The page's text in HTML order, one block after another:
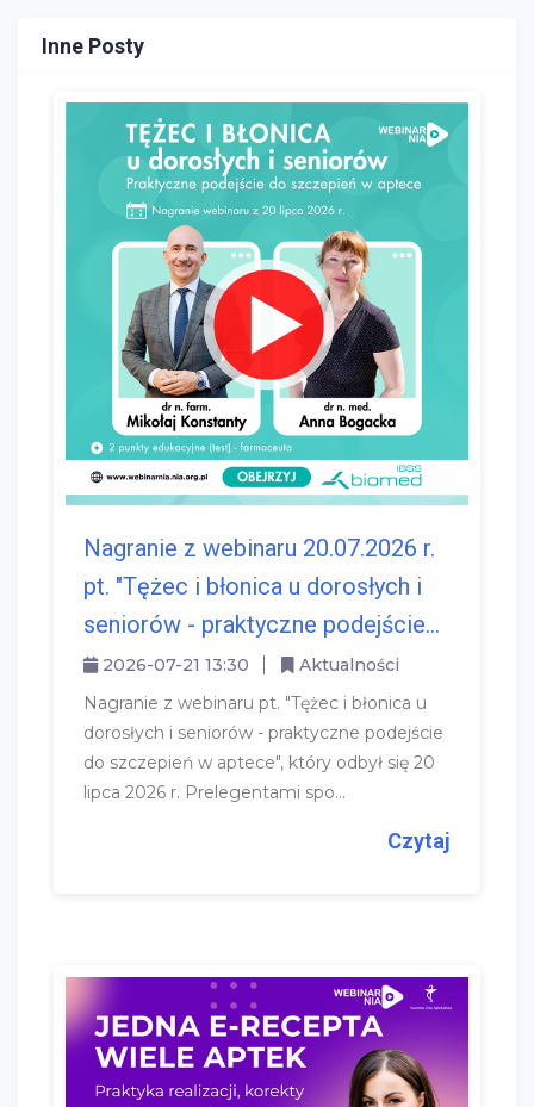
Inne Posty
Nagranie z webinaru 20.07.2026 r.
pt. "Tężec i błonica u dorosłych i
seniorów - praktyczne podejście...
2026-07-21 13:30
Aktualności
Nagranie z webinaru pt. "Tężec i błonica u
dorosłych i seniorów - praktyczne podejście
do szczepień w aptece", który odbył się 20
lipca 2026 r. Prelegentami spo...
Czytaj